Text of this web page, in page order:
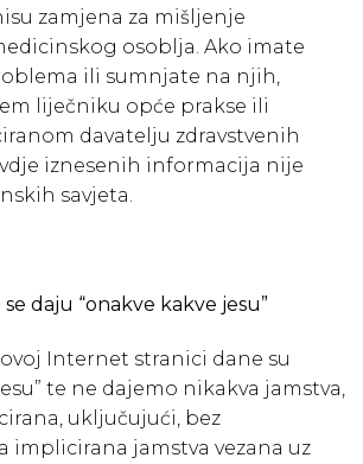
zamjena za mišljenje
osoblja. Ako imate
ili sumnjate na njih,
liječniku opće prakse ili
davatelju zdravstvenih
iznesenih informacija nije
savjeta.
daju “onakve kakve jesu”
Internet stranici dane su
te ne dajemo nikakva jamstva,
uključujući, bez
implicirana jamstva vezana uz